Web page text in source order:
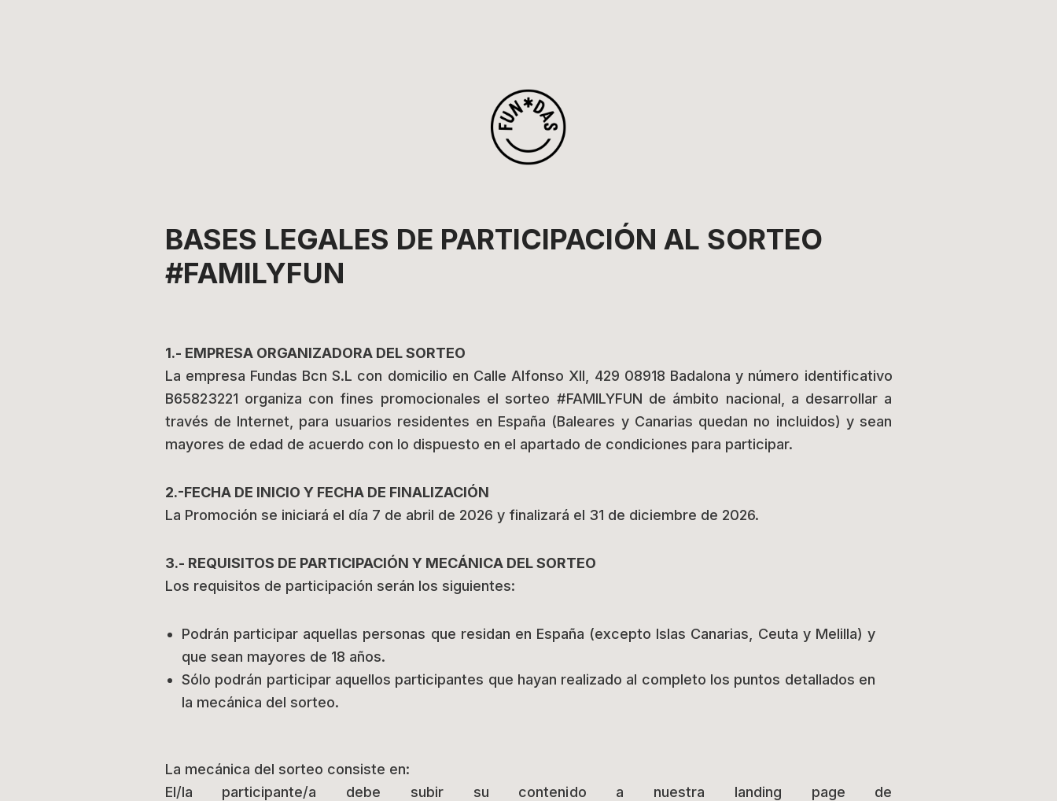
BASES LEGALES DE PARTICIPACIÓN AL SORTEO
#FAMILYFUN
1.- EMPRESA ORGANIZADORA DEL SORTEO
La empresa Fundas Bcn S.L con domicilio en Calle Alfonso XII, 429 08918 Badalona y número identificativo
B65823221 organiza con fines promocionales el sorteo #FAMILYFUN de ámbito nacional, a desarrollar a
través de Internet, para usuarios residentes en España (Baleares y Canarias quedan no incluidos) y sean
mayores de edad de acuerdo con lo dispuesto en el apartado de condiciones para participar.
2.-FECHA DE INICIO Y FECHA DE FINALIZACIÓN
La Promoción se iniciará el día 7 de abril de 2026 y finalizará el 31 de diciembre de 2026.
3.- REQUISITOS DE PARTICIPACIÓN Y MECÁNICA DEL SORTEO
Los requisitos de participación serán los siguientes:
Podrán participar aquellas personas que residan en España (excepto Islas Canarias, Ceuta y Melilla) y
que sean mayores de 18 años.
Sólo podrán participar aquellos participantes que hayan realizado al completo los puntos detallados en
la mecánica del sorteo.
La mecánica del sorteo consiste en:
El/la participante/a debe subir su contenido a nuestra landing page de